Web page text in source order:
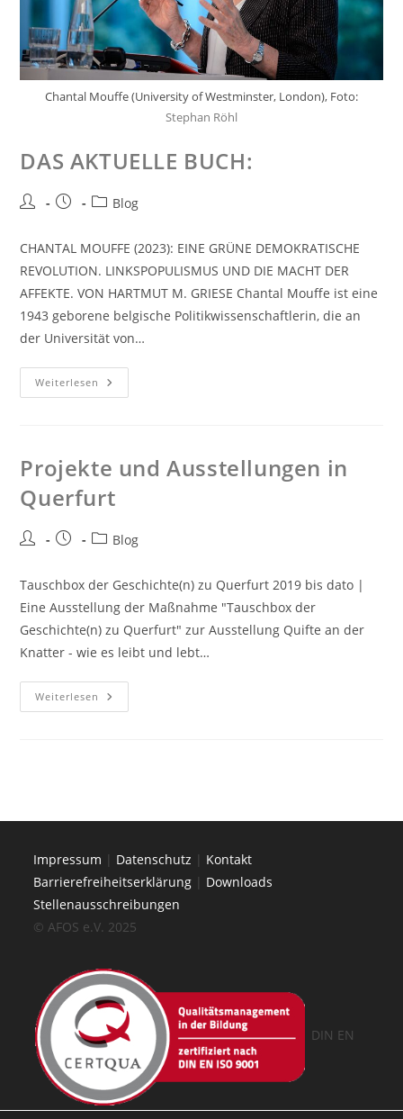
Chantal Mouffe (University of Westminster, London), Foto:
Stephan Röhl
DAS AKTUELLE BUCH:
Blog
CHANTAL MOUFFE (2023): EINE GRÜNE DEMOKRATISCHE
REVOLUTION. LINKSPOPULISMUS UND DIE MACHT DER
AFFEKTE. VON HARTMUT M. GRIESE Chantal Mouffe ist eine
1943 geborene belgische Politikwissenschaftlerin, die an
der Universität von…
Weiterlesen
Pro­jek­te und Aus­stel­lun­gen in
Quer­furt
Blog
Tauschbox der Geschichte(n) zu Querfurt 2019 bis dato |
Eine Ausstellung der Maßnahme "Tauschbox der
Geschichte(n) zu Querfurt" zur Ausstellung Quifte an der
Knatter - wie es leibt und lebt…
Weiterlesen
Impressum | Datenschutz | Kontakt
Barrierefreiheitserklärung | Downloads
Stellenausschreibungen
© AFOS e.V. 2025
DIN EN